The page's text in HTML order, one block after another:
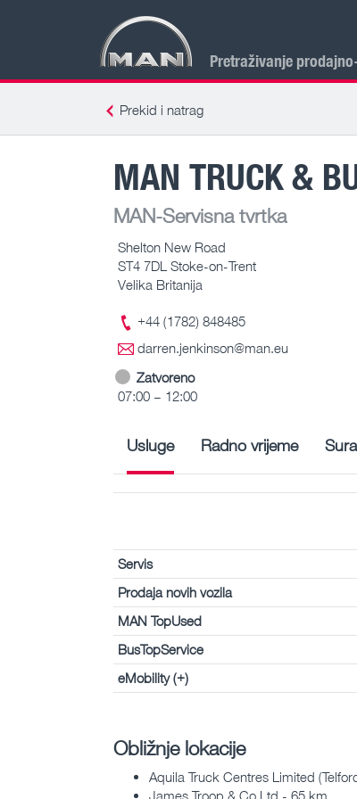
Pretraživanje
Prekid i natrag
MAN TRUCK &
MAN-Servisna tvrtka
Shelton New Road
ST4 7DL Stoke-on-Trent
Velika Britanija
+44 (1782) 848485
darren.jenkinson@man.eu
Zatvoreno
07:00 – 12:00
Usluge Radno vrijeme
Servis
Prodaja novih vozila
MAN TopUsed
BusTopService
eMobility (+)
Obližnje lokacije
Aquila Truck Centres Limited
James Troop & Co Ltd - 65 km